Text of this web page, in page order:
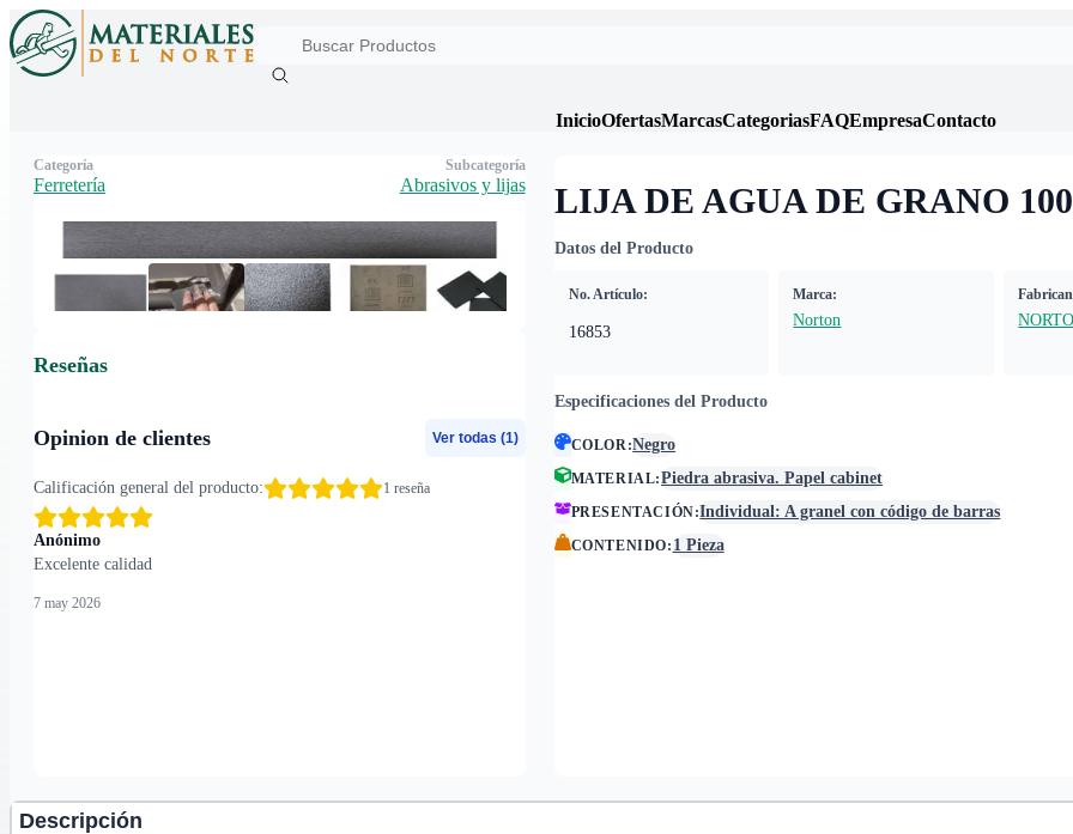
InicioOfertasMarcasCategoriasFAQEmpresaContacto
LIJA DE AGUA DE GRANO 100
Datos del Producto
No. Artículo:
16853
Marca:
Norton
Especificaciones del Producto
COLOR:Negro
MATERIAL:Piedra abrasiva. Papel cabinet
PRESENTACIÓN:Individual: A granel con código de barras
CONTENIDO: 1 Pieza
Categoría
Ferretería
Subcategoría
Abrasivos y lijas
Reseñas
Opinion de clientes Ver todas (1)
Calificación general del producto: 1 reseña
Anónimo
Excelente calidad
7 may 2026
Descripción